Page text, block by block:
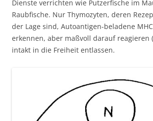
Dienste verrichten wie Putzerfische im
Raubfische. Nur Thymozyten, deren
der Lage sind, Autoantigen-beladene
erkennen, aber maßvoll darauf reagieren
intakt in die Freiheit entlassen.